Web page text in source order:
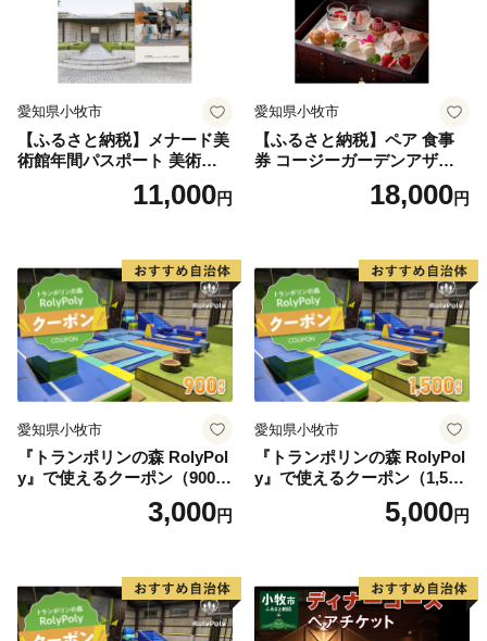
ており寄付申込情報をさとふるに提供します。
愛知県小牧市
【ふるさと納税】メナード美
術館年間パスポート 美術館
11,000円
愛知県小牧市
【ふるさと納税】ペア 食事
券 コージーガーデンアザレ
ア アフタヌーン宝石箱 ホテ
ル特製 デザート 6種類 サン
ティー チケット 券 2名様分
お祝 誕生日 記念日 名鉄小牧
ホテル 愛知県 小牧市 送料無
料
18,000円
愛知県小牧市
『トランポリンの森 RolyPol
y』で使えるクーポン（900
3,000円
愛知県小牧市
『トランポリンの森 RolyPol
y』で使えるクーポン（1,500
5,000円